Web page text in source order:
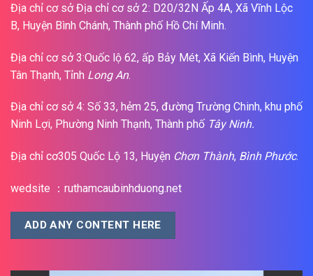
Địa chỉ cơ sở Địa chỉ cơ sở 2: D20/32N Ấp 4A, Xã Vĩnh Lộc
B, Huyện Bình Chánh, Thành phố Hồ Chí Minh.
Địa chỉ cơ sở 3:Quốc lộ 62, ấp Bảy Mét, Xã Kiến Bình, Huyện
Tân Thạnh, Tỉnh Long An.
Địa chỉ cơ sở 4: Số 33, hẻm 25, đường Trường Chinh, khu phố
Ninh Lợi, Phường Ninh Thạnh, Thành phố Tây Ninh.
Địa chỉ cơ305 Quốc Lộ 13, Huyện Chơn Thành, Bình Phước.
wedsite ：ruthamcaubinhduong.net
ADD ANY CONTENT HERE